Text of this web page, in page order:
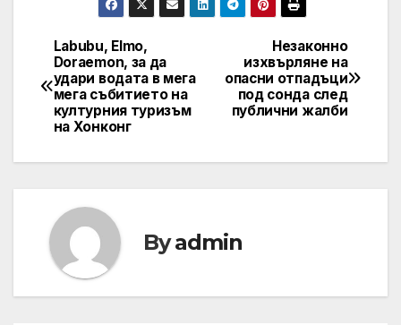
Навигация
Незаконно
изхвърляне на
опасни отпадъци
под сонда след
публични жалби
Labubu, Elmo,
Doraemon, за да
удари водата в мега
мега събитието на
културния туризъм
на Хонконг
Byadmin